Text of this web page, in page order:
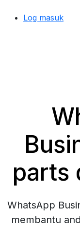
Log masuk
parts
WhatsApp
membantu